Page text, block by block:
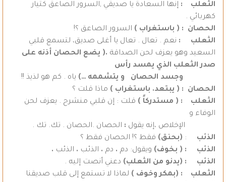
الثعلب : إنها السعادة يا صديقي ,السرور الصاعق كتيار
كهربائي .
الحصان : ( باستغراب ) السرور الصاعق ؟!
الثعلب : نعم . تعال . تعال يا أغلى صديق، لتسمع قلبي
السعيد وهو يعزف لحن الصداقة .( يضع الحصان أذنه على
صدر الثعلب الذي يمسد رأس
وجسد الحصان و يتشممه …) ياه . كم هو لذيذ !!
الحصان : ( يبتعد. باستغراب ) ماذا قلت ؟
الثعلب : ( مستدركاً ) قلت : إن قلبي منشرح . يعزف لحن
الوفاء و
الإخلاص ،إنه يقول : الحصان .الحصان . تك. تك .
الذئب : (بحنق) فقط ؟! الحصان فقط ؟
الذئب : ( بخوف) ويقول: دم . دم . الذئب . الذئب .
الذئب : (يدنو من الثعلب) دعني أنصت إليه .
الثعلب : (بمكر وخوف ) لماذا لا تستمع إلى قلب صديقنا